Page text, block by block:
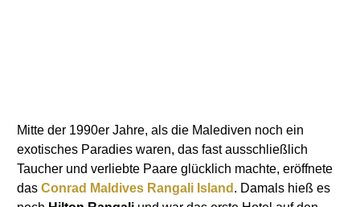
Mitte der 1990er Jahre, als die Malediven noch ein
exotisches Paradies waren, das fast ausschließlich
Taucher und verliebte Paare glücklich machte, eröffnete
das Conrad Maldives Rangali Island . Damals hieß es